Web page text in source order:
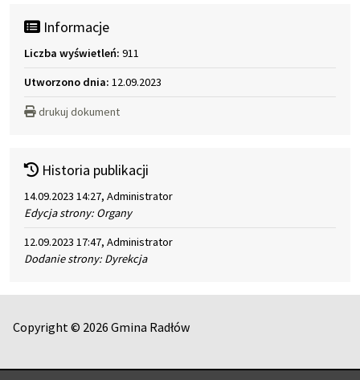
Informacje
Liczba wyświetleń: 911
Utworzono dnia: 12.09.2023
drukuj dokument
Historia publikacji
14.09.2023 14:27, Administrator
Edycja strony: Organy
12.09.2023 17:47, Administrator
Dodanie strony: Dyrekcja
Copyright © 2026 Gmina Radłów